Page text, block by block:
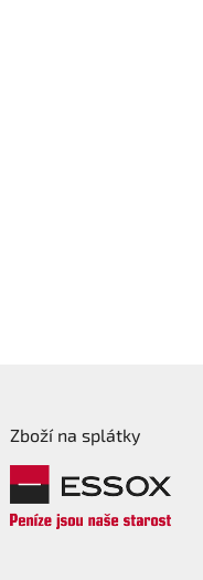
Zboží na splátky